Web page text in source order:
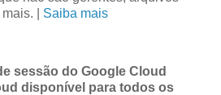
| Saiba mais
sessão do Google Cloud
disponível para todos os